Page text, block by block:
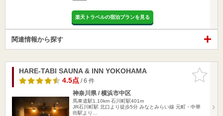
楽天トラベルの宿泊プランを見る
関連情報から探す
お気に入
りに追加
HARE-TABI SAUNA & INN YOKOHAMA
4.5点/ 6 件
神奈川県 / 横浜市中区
馬車道駅1.10km 石川町駅401m
JR石川町駅 北口より徒歩5分 みなとみらい線 元町・中華
街駅より…